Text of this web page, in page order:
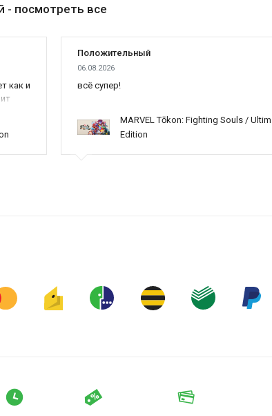
- посмотреть все
как и
Положительный
06.08.2026
всё супер!
MARVEL Tōkon: Fighting Souls /
Edition